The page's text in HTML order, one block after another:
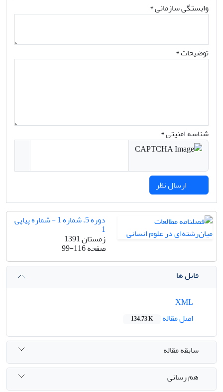
وابستگی سازمانی *
توضیحات *
شناسه امنیتی *
دوره 5، شماره 1 - شماره پیاپی
1
زمستان 1391
صفحه99-116
فایل ها
اصل مقاله
134.73 K
سابقه مقاله
هم رسانی